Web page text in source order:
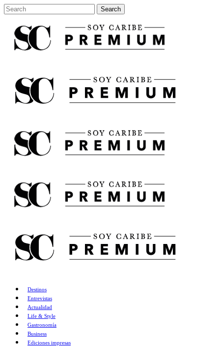
Destinos
Entrevistas
Actualidad
Life & Style
Gastronomía
Business
Ediciones impresas